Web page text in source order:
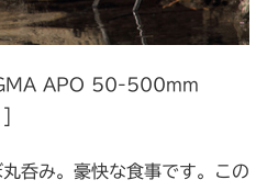
APO 50-500mm
呑み。豪快な食事です。この